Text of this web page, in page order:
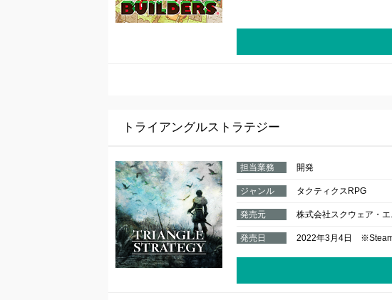
トライアングルストラテジー
担当業務 開発
ジャンル タクティクスRPG
発売元 株式会社スクウェア・
発売日 2022年3月4日 ※Steam